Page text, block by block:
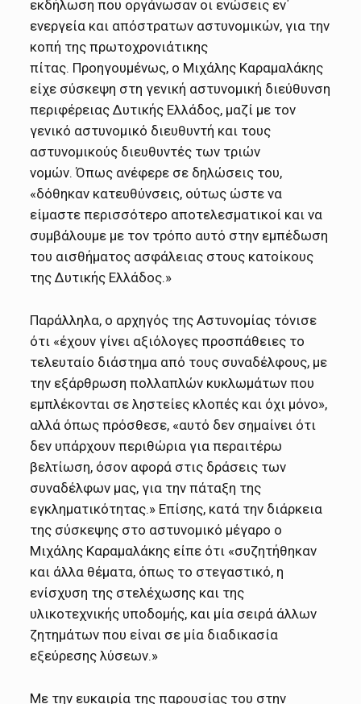
εκδήλωση που οργάνωσαν οι ενώσεις εν΄
ενεργεία και απόστρατων αστυνομικών, για την
κοπή της πρωτοχρονιάτικης
πίτας. Προηγουμένως, ο Μιχάλης Καραμαλάκης
είχε σύσκεψη στη γενική αστυνομική διεύθυνση
περιφέρειας Δυτικής Ελλάδος, μαζί με τον
γενικό αστυνομικό διευθυντή και τους
αστυνομικούς διευθυντές των τριών
νομών. Όπως ανέφερε σε δηλώσεις του,
«δόθηκαν κατευθύνσεις, ούτως ώστε να
είμαστε περισσότερο αποτελεσματικοί και να
συμβάλουμε με τον τρόπο αυτό στην εμπέδωση
του αισθήματος ασφάλειας στους κατοίκους
της Δυτικής Ελλάδος.»
Παράλληλα, ο αρχηγός της Αστυνομίας τόνισε
ότι «έχουν γίνει αξιόλογες προσπάθειες το
τελευταίο διάστημα από τους συναδέλφους, με
την εξάρθρωση πολλαπλών κυκλωμάτων που
εμπλέκονται σε ληστείες κλοπές και όχι μόνο»,
αλλά όπως πρόσθεσε, «αυτό δεν σημαίνει ότι
δεν υπάρχουν περιθώρια για περαιτέρω
βελτίωση, όσον αφορά στις δράσεις των
συναδέλφων μας, για την πάταξη της
εγκληματικότητας.» Επίσης, κατά την διάρκεια
της σύσκεψης στο αστυνομικό μέγαρο ο
Μιχάλης Καραμαλάκης είπε ότι «συζητήθηκαν
και άλλα θέματα, όπως το στεγαστικό, η
ενίσχυση της στελέχωσης και της
υλικοτεχνικής υποδομής, και μία σειρά άλλων
ζητημάτων που είναι σε μία διαδικασία
εξεύρεσης λύσεων.»
Με την ευκαιρία της παρουσίας του στην